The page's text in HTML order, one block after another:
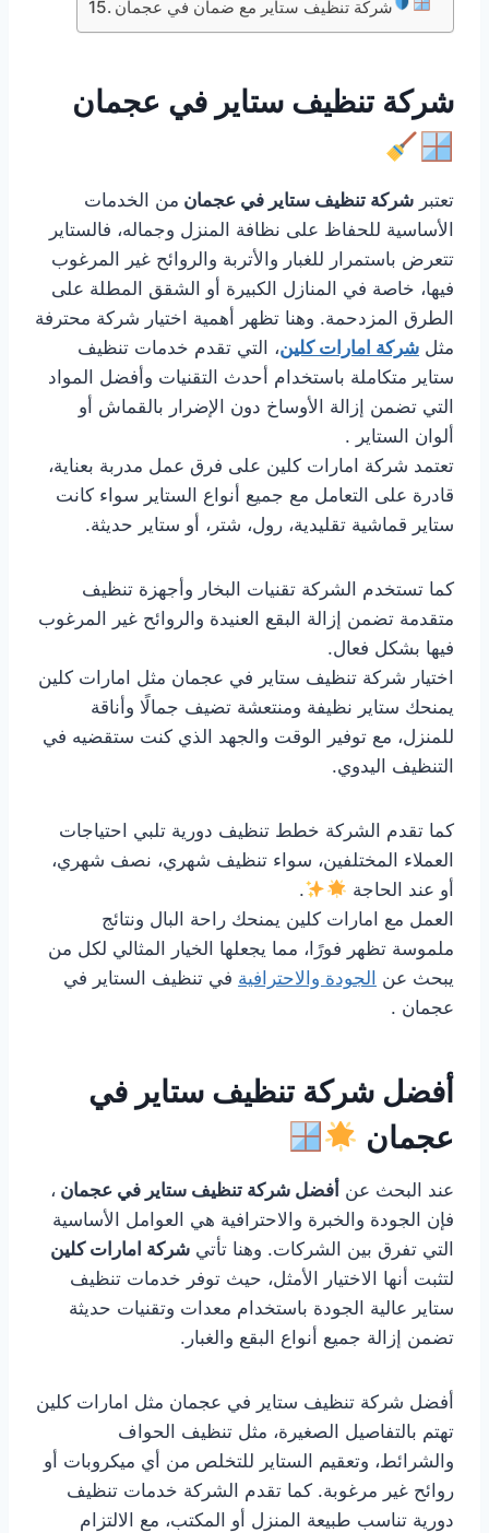
شركة تنظيف ستاير مع ضمان في عجمان
شركة تنظيف ستاير في عجمان
تعتبر شركة تنظيف ستاير في عجمان من الخدمات
الأساسية للحفاظ على نظافة المنزل وجماله، فالستاير
تتعرض باستمرار للغبار والأتربة والروائح غير المرغوب
فيها، خاصة في المنازل الكبيرة أو الشقق المطلة على
الطرق المزدحمة. وهنا تظهر أهمية اختيار شركة محترفة
مثل شركة امارات كلين، التي تقدم خدمات تنظيف
ستاير متكاملة باستخدام أحدث التقنيات وأفضل المواد
التي تضمن إزالة الأوساخ دون الإضرار بالقماش أو
ألوان الستاير .
تعتمد شركة امارات كلين على فرق عمل مدربة بعناية،
قادرة على التعامل مع جميع أنواع الستاير سواء كانت
ستاير قماشية تقليدية، رول، شتر، أو ستاير حديثة.
كما تستخدم الشركة تقنيات البخار وأجهزة تنظيف
متقدمة تضمن إزالة البقع العنيدة والروائح غير المرغوب
فيها بشكل فعال.
اختيار شركة تنظيف ستاير في عجمان مثل امارات كلين
يمنحك ستاير نظيفة ومنتعشة تضيف جمالًا وأناقة
للمنزل، مع توفير الوقت والجهد الذي كنت ستقضيه في
التنظيف اليدوي.
كما تقدم الشركة خطط تنظيف دورية تلبي احتياجات
العملاء المختلفين، سواء تنظيف شهري، نصف شهري،
أو عند الحاجة
.
العمل مع امارات كلين يمنحك راحة البال ونتائج
ملموسة تظهر فورًا، مما يجعلها الخيار المثالي لكل من
يبحث عن الجودة والاحترافية في تنظيف الستاير في
عجمان .
أفضل شركة تنظيف ستاير في
عجمان
عند البحث عن أفضل شركة تنظيف ستاير في عجمان ،
فإن الجودة والخبرة والاحترافية هي العوامل الأساسية
التي تفرق بين الشركات. وهنا تأتي شركة امارات كلين
لتثبت أنها الاختيار الأمثل، حيث توفر خدمات تنظيف
ستاير عالية الجودة باستخدام معدات وتقنيات حديثة
تضمن إزالة جميع أنواع البقع والغبار.
أفضل شركة تنظيف ستاير في عجمان مثل امارات كلين
تهتم بالتفاصيل الصغيرة، مثل تنظيف الحواف
والشرائط، وتعقيم الستاير للتخلص من أي ميكروبات أو
روائح غير مرغوبة. كما تقدم الشركة خدمات تنظيف
دورية تناسب طبيعة المنزل أو المكتب، مع الالتزام